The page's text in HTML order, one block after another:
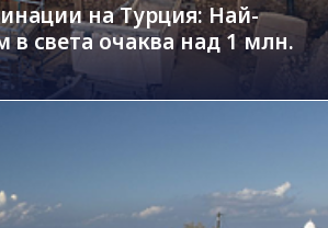
на Турция: Най-
в света очаква над 1 млн.